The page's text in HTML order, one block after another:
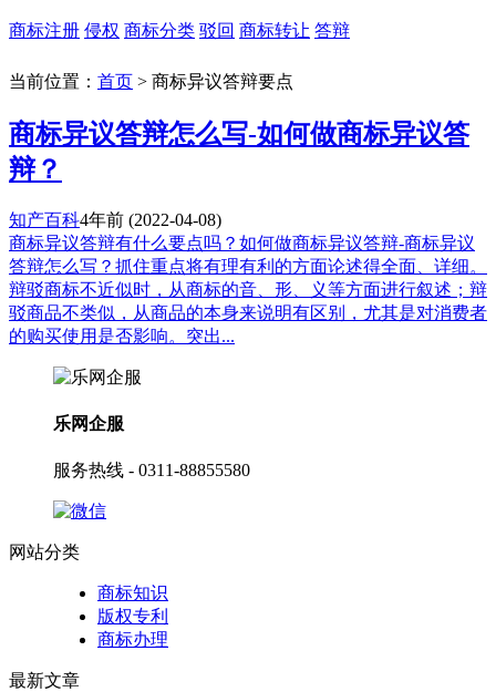
商标注册 侵权 商标分类 驳回 商标转让 答辩
当前位置： 首页 > 商标异议答辩要点
商标异议答辩怎么写-如何做商标异议答
辩？
知产百科4年前 (2022-04-08)
商标异议答辩有什么要点吗？如何做商标异议答辩-商标异议
答辩怎么写？抓住重点将有理有利的方面论述得全面、详细。
辩驳商标不近似时，从商标的音、形、义等方面进行叙述；辩
驳商品不类似，从商品的本身来说明有区别，尤其是对消费者
的购买使用是否影响。突出...
乐网企服
服务热线 - 0311-88855580
网站分类
商标知识
版权专利
商标办理
最新文章